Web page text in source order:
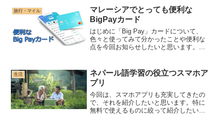
一時帰国している間にヤフオクで安く
PSP Goを手に入れて、...
旅行・マイル
マレーシアでとっても便利な
BigPayカード
はじめに「Big Pay」カードについて、
色々と使ってみて分かったことや便利な
点を今回お知らせしたいと思います。以
新 「注意点」を追加使ってみて感じた
３つの点...
生活
ネパール語学習の役立つスマホア
プリ
今回は、スマホアプリも充実してきたの
で、それを紹介したいと思います。特に
無料で使えるものに絞って紹介したいと